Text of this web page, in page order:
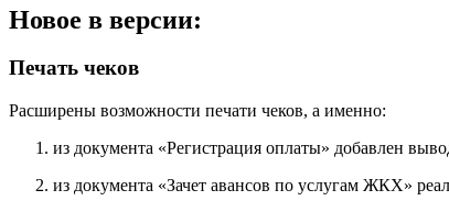
Новое в версии:
Печать чеков
Расширены возможности печати чеков, а именно:
из документа «Регистрация оплаты» добавлен
из документа «Зачет авансов по услугам ЖКХ»